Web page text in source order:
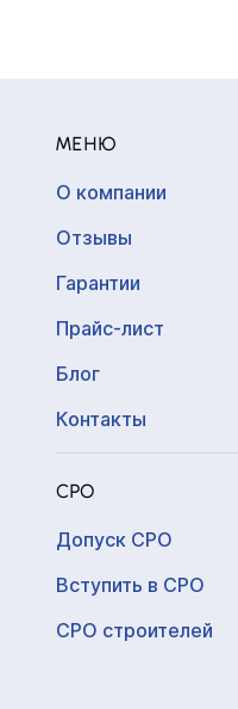
МЕНЮ
О компании
Отзывы
Гарантии
Прайс-лист
Блог
Контакты
СРО
Допуск СРО
Вступить в СРО
СРО строителей